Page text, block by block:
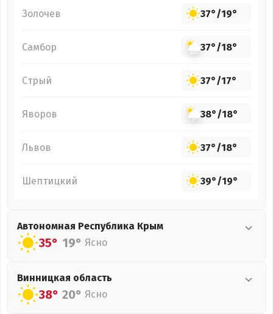
Золочев 37°/19°
Самбор 37°/18°
Стрый 37°/17°
Яворов 38°/18°
Львов 37°/18°
Шептицкий 39°/19°
Автономная Республика Крым
35° 19° Ясно
Винницкая область
38° 20° Ясно